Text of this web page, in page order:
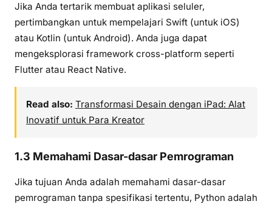
Jika Anda tertarik membuat aplikasi seluler,
pertimbangkan untuk mempelajari Swift (untuk iOS)
atau Kotlin (untuk Android). Anda juga dapat
mengeksplorasi framework cross-platform seperti
Flutter atau React Native.
Read also: Transformasi Desain dengan iPad: Alat
Inovatif untuk Para Kreator
1.3 Memahami Dasar-dasar Pemrograman
Jika tujuan Anda adalah memahami dasar-dasar
pemrograman tanpa spesifikasi tertentu, Python adalah